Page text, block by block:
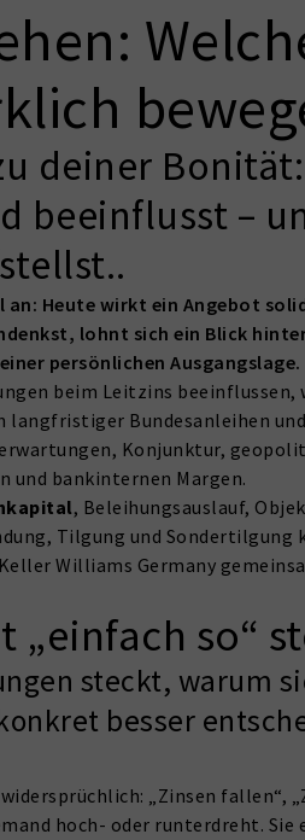
deiner
beeinflusst –
Heute wirkt ein Angebot
lohnt sich ein Blick
persönlichen Ausgangslage.
beim Leitzins beeinflussen,
Bundesanleihen
Konjunktur,
und bankinternen Margen.
, Beleihungsauslauf,
Tilgung und
Williams Germany
„einfach so“
steckt, warum
besser
„Zinsen fallen“,
hoch- oder runterdreht.